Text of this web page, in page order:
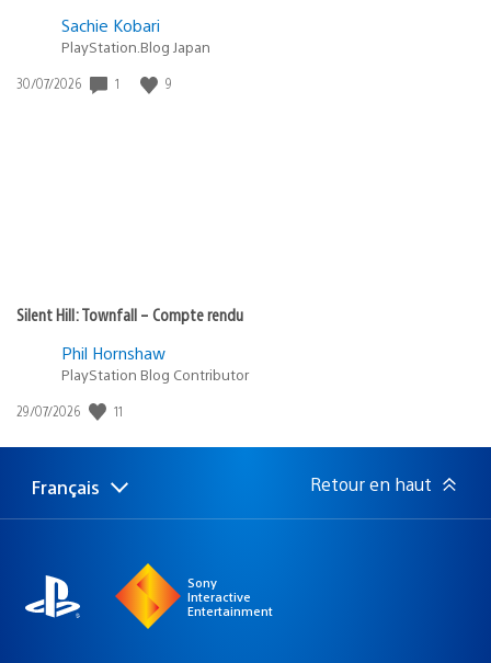
Sachie Kobari
PlayStation.Blog Japan
Date
30/07/2026 1 9
Silent Hill: Townfall – Compte rendu
Phil Hornshaw
PlayStation Blog Contributor
Date
publication
29/07/2026 11
Choisir
une
Région
actuelle
Français Retour en haut
Sony
Interactive
Entertainment